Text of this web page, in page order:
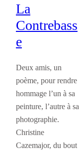
La
Contrebass
e
Deux amis, un
poème, pour rendre
hommage l’un à sa
peinture, l’autre à sa
photographie.
Christine
Cazemajor, du bout